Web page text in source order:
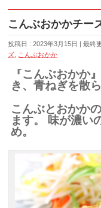
こんぶおかかチー
投稿日 : 2023年3月15日 最終
ズ
こんぶおかか
『こんぶおかか
き、青ねぎを散
こんぶとおかか
ます。 味が濃い
め。